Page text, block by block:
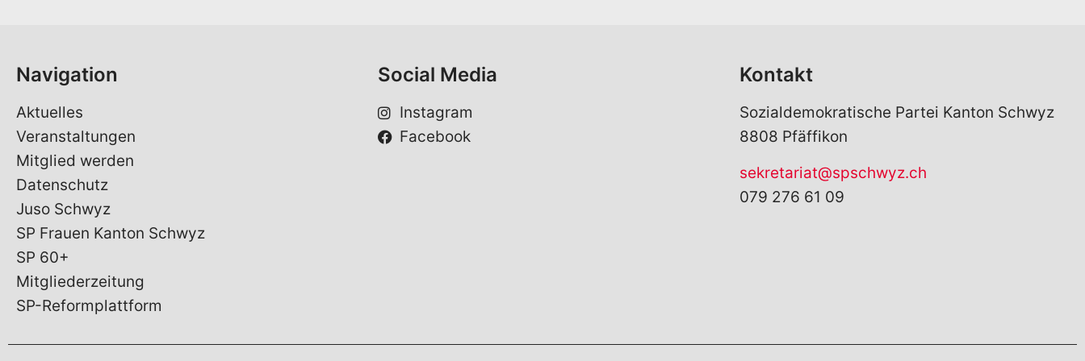
Navigation
Aktuelles
Veranstaltungen
Mitglied werden
Datenschutz
Juso Schwyz
SP Frauen Kanton Schwyz
SP 60+
Mitgliederzeitung
SP-Reformplattform
Social Media
Instagram
Facebook
Kontakt
Sozialdemokratische Partei Kanton Schwyz
8808 Pfäffikon
sekretariat@spschwyz.ch
079 276 61 09